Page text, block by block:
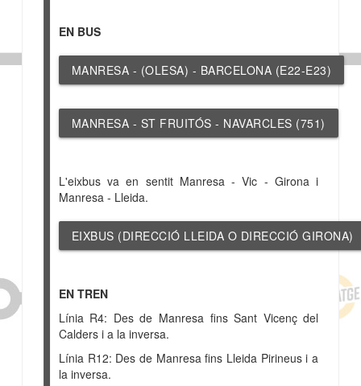
EN BUS
MANRESA - (OLESA) - BARCELONA (E22-E23)
MANRESA - ST FRUITÓS - NAVARCLES (751)
L'eixbus va en sentit Manresa - Vic - Girona i
Manresa - Lleida.
EIXBUS (DIRECCIÓ LLEIDA O DIRECCIÓ GIRONA)
EN TREN
Línia R4: Des de Manresa fins Sant Vicenç del
Calders i a la inversa.
Línia R12: Des de Manresa fins Lleida Pirineus i a
la inversa.